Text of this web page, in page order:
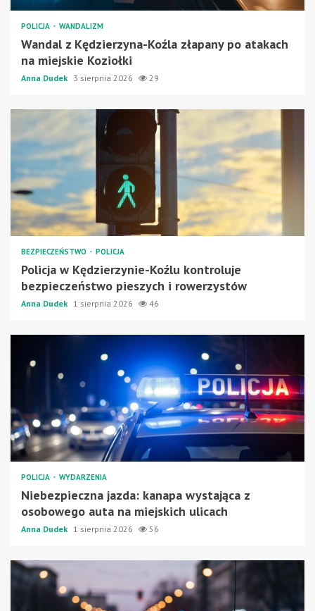
POLICJA WANDALIZM
Wandal z Kędzierzyna-Koźla złapany po atakach
na miejskie Koziołki
Anna Dudek 3 sierpnia 2026 29
BEZPIECZEŃSTWO POLICJA
Policja w Kędzierzynie-Koźlu kontroluje
bezpieczeństwo pieszych i rowerzystów
Anna Dudek 1 sierpnia 2026 46
POLICJA WYDARZENIA
Niebezpieczna jazda: kanapa wystająca z
osobowego auta na miejskich ulicach
Anna Dudek 1 sierpnia 2026 56